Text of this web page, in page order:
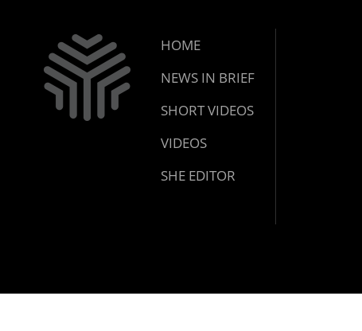
HOME
NEWS IN BRIEF
SHORT VIDEOS
VIDEOS
SHE EDITOR